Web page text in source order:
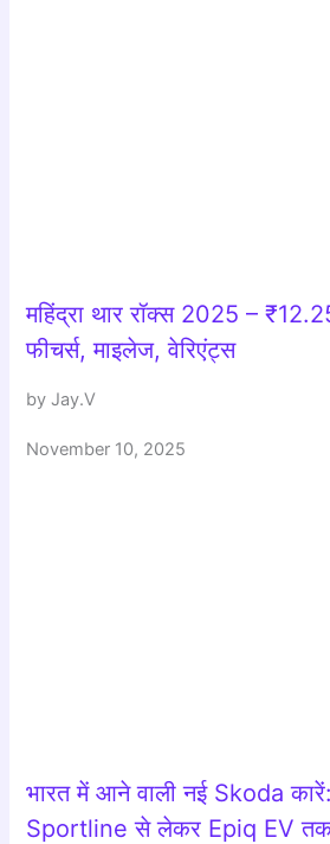
महिंद्रा थार रॉक्स 2025 –
फीचर्स, माइलेज, वेरिएंट्स
by Jay.V
November 10, 2025
भारत में आने वाली नई Skoda
Sportline से लेकर Epiq EV